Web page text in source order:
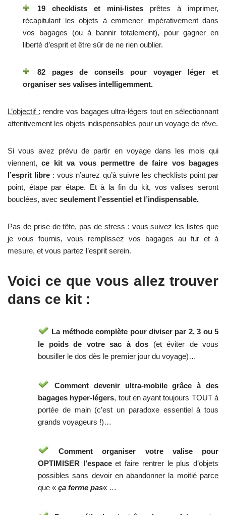
19 checklists et mini-listes prêtes à imprimer,
récapitulant les objets à emmener impérativement dans
vos bagages (ou à bannir totalement), pour gagner en
liberté d’esprit et être sûr de ne rien oublier.
82 pages de conseils pour voyager léger et
organiser ses valises intelligemment.
L’objectif : rendre vos bagages ultra-légers tout en sélectionnant
attentivement les objets indispensables pour un voyage de rêve.
Si vous avez prévu de partir en voyage dans les mois qui
viennent,ce kit va vous permettre de faire vos bagages
l’esprit libre : vous n’aurez qu’à suivre les checklists point par
point, étape par étape. Et à la fin du kit, vos valises seront
bouclées, avec seulement l’essentiel et l’indispensable.
Pas de prise de tête, pas de stress : vous suivez les listes que
je vous fournis, vous remplissez vos bagages au fur et à
mesure, et vous partez l’esprit serein.
Voici ce que vous allez trouver
dans ce kit :
La méthode complète pour diviser par 2, 3 ou 5
le poids de votre sac à dos (et éviter de vous
bousiller le dos dès le premier jour du voyage)…
Comment devenir ultra-mobile grâce à des
bagages hyper-légers, tout en ayant toujours TOUT à
portée de main (c’est un paradoxe essentiel à tous
grands voyageurs !)…
Comment organiser votre valise pour
OPTIMISER l’espaceet faire rentrer le plus d’objets
possibles sans devoir en abandonner la moitié parce
que « ça ferme pas« …